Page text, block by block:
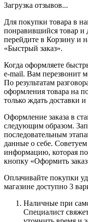
Загрузка отзывов...
Для покупки товара в
понравившийся товар и
перейдите в Корзину и
«Быстрый заказ».
Когда оформляете
e-mail. Вам перезвонит
По результатам
оформления товара на
только ждать доставки
Оформление заказа в
следующим образом.
последовательным
данные о себе.
информацию, которая
кнопку «Оформить
Оплачивайте покупки
магазине доступно 3
Наличные при
Специалист